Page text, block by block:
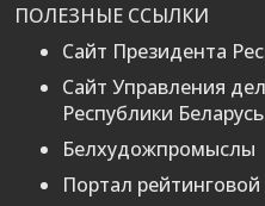
ПОЛЕЗНЫЕ ССЫЛКИ
Сайт Президента
Сайт Управления
Республики Беларусь
Белхудожпромыслы
Портал